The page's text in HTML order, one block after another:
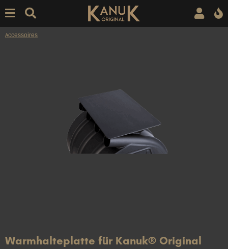
Accessoires
Warmhalteplatte für Kanuk® Original